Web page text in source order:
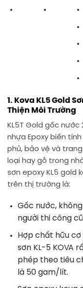
1. Kova KL5 Gold
Thiện Môi Trường
KL5T Gold gốc
nhựa Epoxy biến
phủ, bảo vệ và
loại hay gỗ trong
sơn epoxy KL5 gold
trên thị trường là:
Gốc nước,
người thi công
Hợp chất hữu
sơn KL-5 KOVA
phép theo tiêu
là 50 gam/lít.